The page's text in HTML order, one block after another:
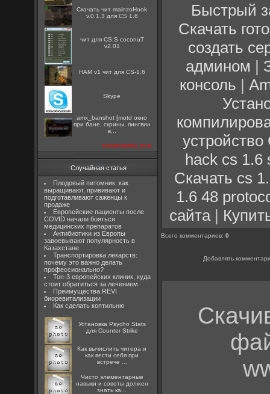
Скачать чит mainzoHook
v.0.1.3 для CS 1.6
чит для CS:S coconuT
v2.01
HAM v1 чит для CS-1.6
Skype
amx_banshot [motd окно
при бане, скрины, пингвин
в...
посмотреть все
Случайная статья
Плодовый питомник: как
выращивают, прививают и
подготавливают саженцы к
продаже
Европейские пациенты после
COVID начали бояться
медицинских препаратов
Антибиотики из Европы
завоевывают популярность в
Казахстане
Транспортировка лекарств:
почему это важно делать
профессионально?
Топ-3 европейских клиник, куда
стоит обратиться за лечением
Преимущества REVI
биоревитализации
Как сделать коптильню
Установка Psycho Stats
для Counter Strike
Как вычислить читера и
как вести себя при
встрече ...
Чисто элементарные
навыки и советы должен
знать ка...
Быстрый
Скачать
создать
админом |
консоль |
устройство
hack cs 1.6
Скачать cs
1.6 48
сайта |
Всего комментариев:0
Добавлять